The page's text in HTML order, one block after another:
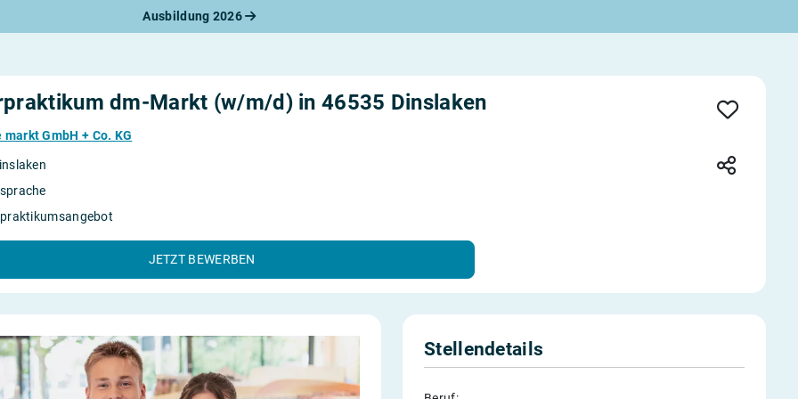
Ausbildung 2026
Bewerbung
Check
dm-Markt (w/m/d) in 46535 Dinslaken
GmbH + Co. KG
JETZT BEWERBEN
Stellendetails